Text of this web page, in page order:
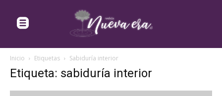
Inicio Etiquetas Sabiduría interior
Etiqueta: sabiduría interior